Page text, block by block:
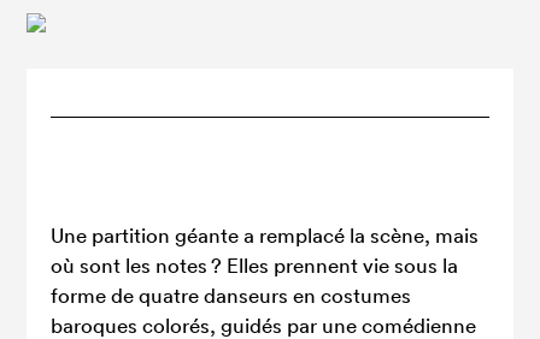
Une partition géante a remplacé la scène, mais
où sont les notes ? Elles prennent vie sous la
forme de quatre danseurs en costumes
baroques colorés, guidés par une comédienne